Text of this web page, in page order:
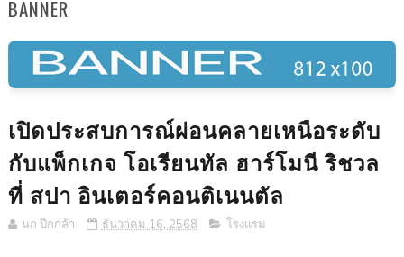
BANNER
เปิดประสบการณ์ผ่อนคลายเหนือระดับ
กับแพ็กเกจ โอเรียนทัล ฮาร์โมนี ริชวล
ที่ สปา อินเตอร์คอนติเนนตัล
นก ปีกกล้า ธันวาคม 16, 2568 โรงแรม